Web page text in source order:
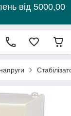
від 5000,00